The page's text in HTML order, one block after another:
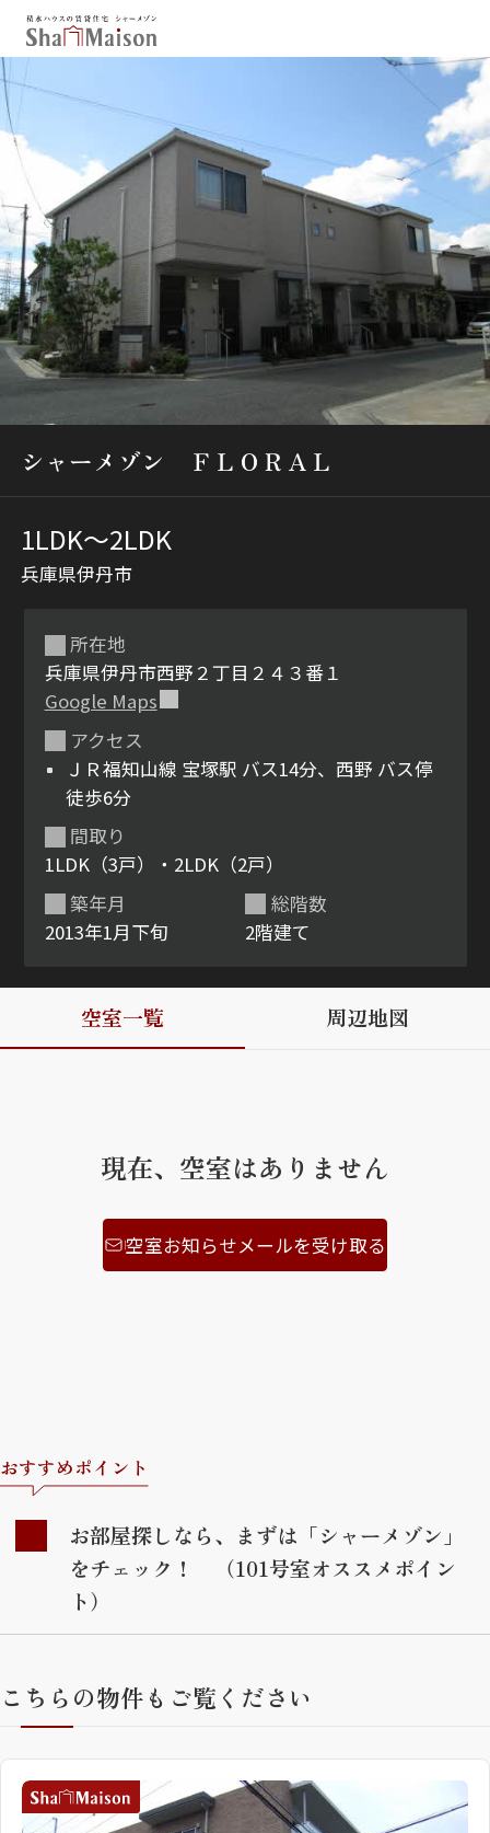
新着メール設定
北海道 東北
関東
中部
関西
中国・四国
九州
市区郡・路線・駅から探す
通勤・通学時間から探す
地図から探す
人気のカテゴリから探す
シャーメゾンとは
ShaMaison STYLE
シャーメゾンライフサポート
自立型サービス付き・シニア向け
シャーメゾン ＦＬＯＲＡＬ
1LDK〜2LDK
兵庫県伊丹市
所在地
兵庫県伊丹市西野２丁目２４３番１
Google Maps
アクセス
ＪＲ福知山線 宝塚駅 バス14分、西野 バス停
徒歩6分
築年月
2013年1月下旬
間取り
1LDK（3戸）・2LDK（2戸）
総階数
2階建て
空室一覧 周辺地図
現在、空室はありません
空室お知らせメールを受け取る
おすすめポイント
お部屋探しなら、まずは「シャーメゾン」
をチェック！ （101号室オススメポイン
ト）
こちらの物件もご覧ください